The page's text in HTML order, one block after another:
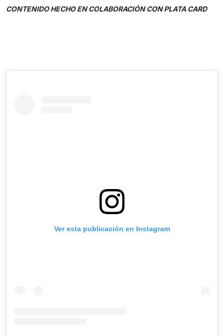
CONTENIDO HECHO EN COLABORACIÓN CON PLATA CARD
Ver esta publicación en Instagram